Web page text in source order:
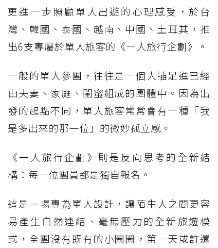
更進一步照顧單人出遊的心理感受，於台
灣、韓國、泰國、越南、中國、土耳其，推
出6支專屬於單人旅客的《一人旅行企劃》。
一般的單人參團，往往是一個人插足進已經
由夫妻、家庭、閨蜜組成的團體中。因為出
發的起點不同，單人旅客常常會有一種「我
是多出來的那一位」的微妙孤立感。
《一人旅行企劃》則是反向思考的全新結
構：每一位團員都是獨自報名。
這是一場專為單人設計，讓陌生人之間更容
易產生自然連結、毫無壓力的全新旅遊模
式，全團沒有既有的小圈圈，第一天或許還